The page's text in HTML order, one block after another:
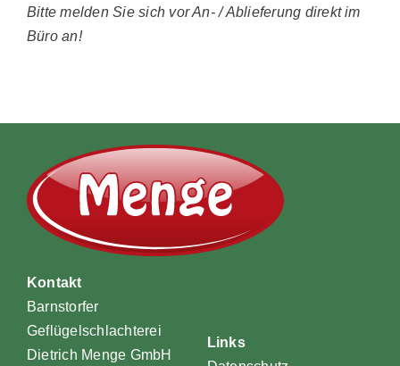
Bitte melden Sie sich vor An‐ / Ablieferung direkt im
Büro an!
Kontakt
Barnstorfer
Geflügelschlachterei
Dietrich Menge GmbH
Links